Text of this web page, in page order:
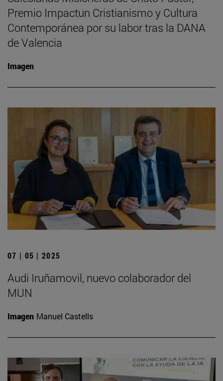
Premio Impactun Cristianismo y Cultura
Contemporánea por su labor tras la DANA
de Valencia
Imagen
07 | 05 | 2025
Audi Iruñamovil, nuevo colaborador del
MUN
Imagen Manuel Castells